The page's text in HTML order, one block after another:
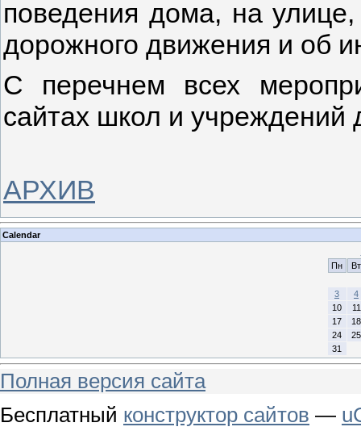
поведения дома, на
дорожного движения и об
С перечнем всех
сайтах школ и учреждений
АРХИВ
Calendar
Пн
Вт
3
4
10
11
17
18
24
25
31
Полная версия сайта
Бесплатный конструктор сайтов —